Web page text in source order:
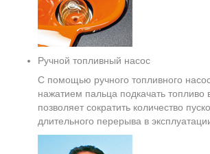
Ручной топливный насос
С помощью ручного топливного
нажатием пальца подкачать топливо
позволяет сократить количество
длительного перерыва в